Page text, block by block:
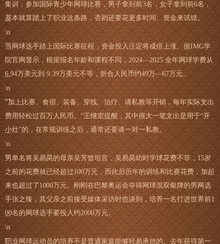
集训，参加国际青少年网球比赛，男子拿到前3名，女子拿到前6名，
基本就算踏上了职业这条路，否则还要花更多时间、资金来试错。
\n
当网球选手踏上国际比赛征程，资金投入注定将成倍上涨。据IMG学
院官网显示，根据报名年龄和课程不同，2024—2025 全年网球学费从
6.94万美元到 9.39万美元不等，折合人民币约49万—67万元。
\n
“加上比赛、食宿、装备、穿线、治疗、请私教等开销，每年实际支出
费用轻松过百万人民币。”王继宏提醒，其中很大一笔支出是用于“开
小灶”的，在常规训练之后，通常还要请一对一私教。
\n
男单名将吴易昺的母亲吴芳曾坦言，吴易昺幼时学球花费不菲，15岁
之前的花费就已经超过100万元，而此后历年的训练和比赛花费，加起
来也超过了1000万元。刚刚在巴黎奥运会夺得网球混双银牌的男网选
手张之臻，其父亲之前接受媒体采访时也谈到，培养一名打进世界前1
00名的网球选手要投入约2000万元。
\n
职业网球运动员的培养不是普通家庭能够轻易承担的。去年获得第一